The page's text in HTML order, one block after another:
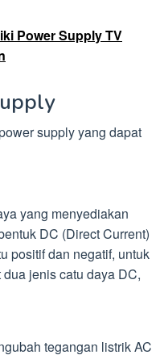
Power Supply TV
supply yang dapat
yang menyediakan
DC (Direct Current)
positif dan negatif, untuk
jenis catu daya DC,
tegangan listrik AC